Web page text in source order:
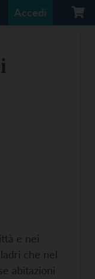
Accedi
e nei
che nel
abitazioni